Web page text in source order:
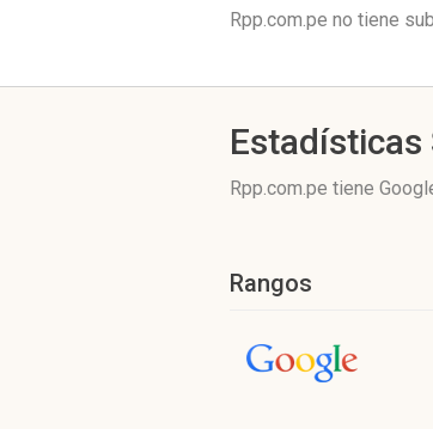
Rpp.com.pe no tiene
Estadísticas
Rpp.com.pe tiene
Rangos